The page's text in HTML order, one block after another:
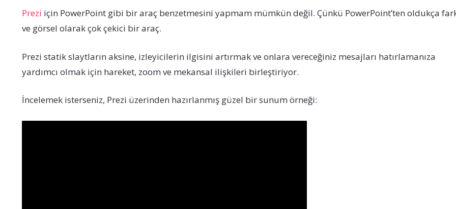
Prezi için PowerPoint gibi bir araç benzetmesini yapmam mümkün değil. Çünkü PowerPoint’ten oldukça
ve görsel olarak çok çekici bir araç.
Prezi statik slaytların aksine, izleyicilerin ilgisini artırmak ve onlara vereceğiniz mesajları hatırlamanıza
yardımcı olmak için hareket, zoom ve mekansal ilişkileri birleştiriyor.
İncelemek isterseniz, Prezi üzerinden hazırlanmış güzel bir sunum örneği: